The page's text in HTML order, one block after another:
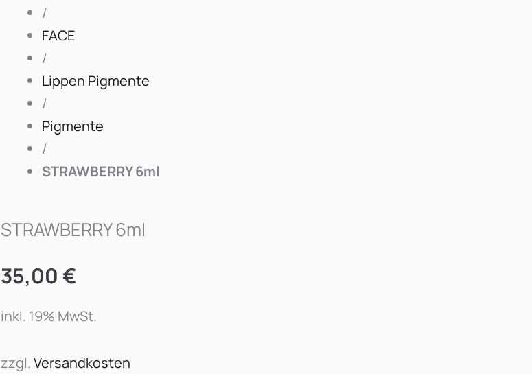
/
FACE
/
Lippen Pigmente
/
Pigmente
/
STRAWBERRY 6ml
STRAWBERRY 6ml
35,00 €
inkl. 19% MwSt.
zzgl.Versandkosten